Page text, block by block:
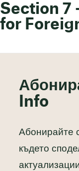
Section 7
for
Info
Абонирайте
където